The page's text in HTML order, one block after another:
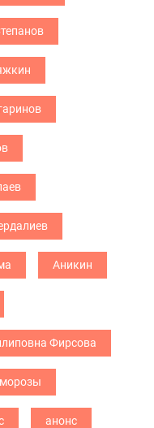
Аникин
Фирсова
анонс